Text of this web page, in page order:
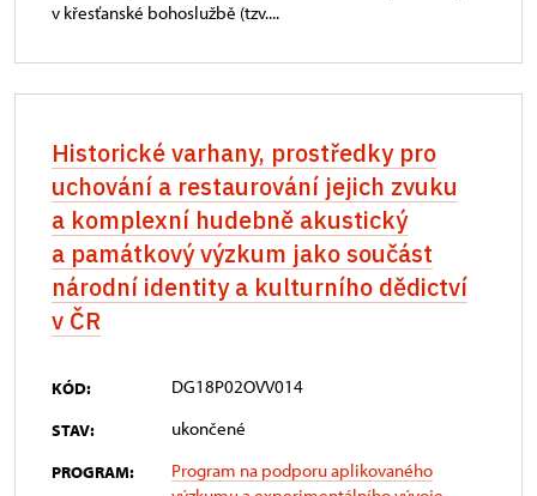
v křesťanské bohoslužbě (tzv....
Historické varhany, prostředky pro
uchování a restaurování jejich zvuku
a komplexní hudebně akustický
a památkový výzkum jako součást
národní identity a kulturního dědictví
v ČR
KÓD: DG18P02OVV014
STAV: ukončené
PROGRAM:
Program na podporu aplikovaného